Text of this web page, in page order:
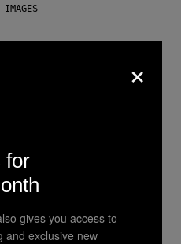
IMAGES
to Listen to if
You Like
Galiher
CORBIS VIA GETTY
×
for
gives you access to
and exclusive new